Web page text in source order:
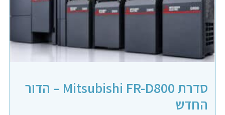
סדרת Mitsubishi FR-D800 – הדור
החדש